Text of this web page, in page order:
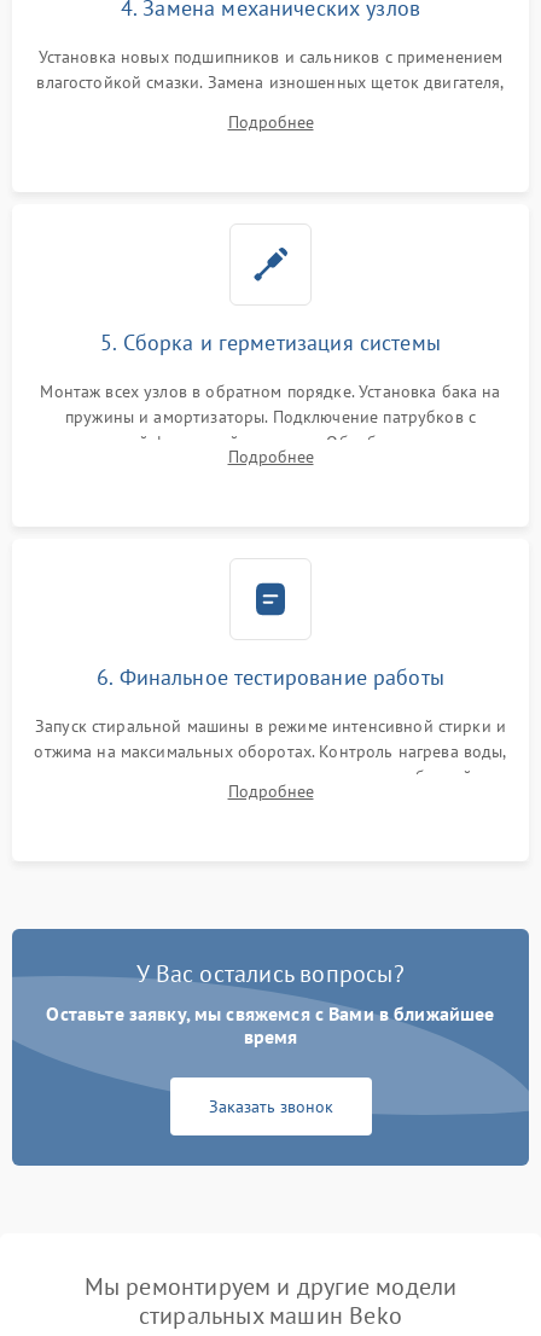
4. Замена механических узлов
Установка новых подшипников и сальников с применением
влагостойкой смазки. Замена изношенных щеток двигателя,
или поврежденной резиновой манжеты.
Подробнее
5. Сборка и герметизация системы
Монтаж всех узлов в обратном порядке. Установка бака на
пружины и амортизаторы. Подключение патрубков с
надежной фиксацией хомутами. Обработка стыков
герметиком для предотвращения возможных протечек воды.
Подробнее
6. Финальное тестирование работы
Запуск стиральной машины в режиме интенсивной стирки и
отжима на максимальных оборотах. Контроль нагрева воды,
корректности слива, отсутствия излишних вибраций,
посторонних стуков и протечек под корпусом.
Подробнее
У Вас остались вопросы?
Оставьте заявку, мы свяжемся с Вами в ближайшее
время
Заказать звонок
Мы ремонтируем и другие модели
стиральных машин Beko